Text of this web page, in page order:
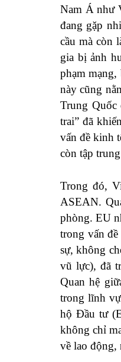
Nam Á như
đang gặp
cầu mà còn
gia bị ảnh
phạm
này cũng
Trung
trai” đã
vấn đề kinh
còn tập
Trong đó,
ASEAN.
phòng. EU
trong vấn
sự, không
vũ lực), đã
Quan hệ
trong lĩnh
hộ Đầu tư
không chỉ
về lao động,